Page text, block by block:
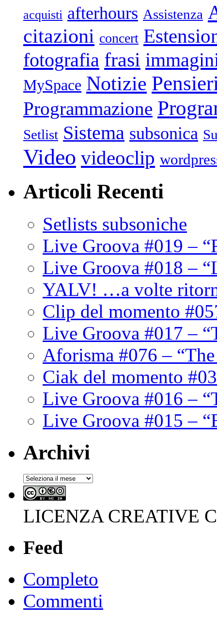
acquisti afterhours Assistenza
citazioni concert
fotografia frasi
MySpace Notizie
Programmazione
Setlist Sistema subsonica
Video videoclip
Articoli Recenti
Setlists subsoniche
Live Groova #019 –
Live Groova #018 –
YALV! …a volte
Clip del momento
Live Groova #017 –
Aforisma #076 –
Ciak del momento
Live Groova #016 –
Live Groova #015 –
Archivi
Archivi
LICENZA CREATIVE
Feed
Completo
Commenti